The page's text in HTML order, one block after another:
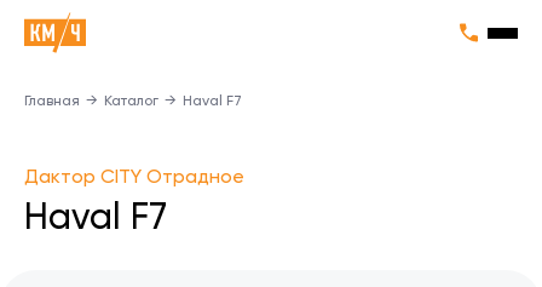
Главная → Каталог → Haval F7
Дактор CITY Отрадное
Haval F7